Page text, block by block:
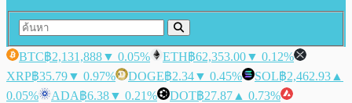
BTC฿2,131,888▼ 0.05% ETH฿62,353.00▼ 0.12%
XRP฿35.79▼ 0.97% DOGE฿2.34▼ 0.45% SOL฿2,462.93 ▲
0.05%
ADA฿6.38▼ 0.21% DOT฿27.87 ▲ 0.73%